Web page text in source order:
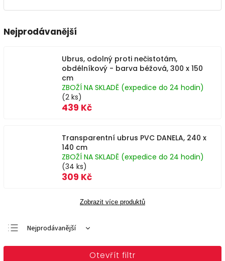
Nejprodávanější
Ubrus, odolný proti nečistotám,
obdélníkový - barva béžová, 300 x 150
cm
ZBOŽÍ NA SKLADĚ (expedice do 24 hodin)
(2 ks)
439 Kč
Transparentní ubrus PVC DANELA, 240 x
140 cm
ZBOŽÍ NA SKLADĚ (expedice do 24 hodin)
(34 ks)
309 Kč
Zobrazit více produktů
Doporučujeme
Nejprodávanější
Otevřít filtr